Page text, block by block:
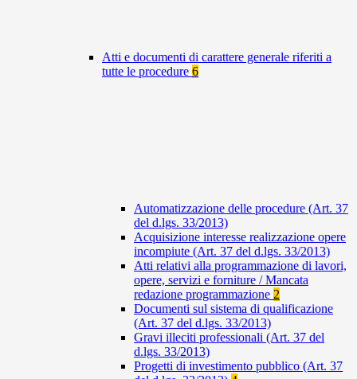
Atti e documenti di carattere generale riferiti a
tutte le procedure 6
Automatizzazione delle procedure (Art. 37
del d.lgs. 33/2013)
Acquisizione interesse realizzazione opere
incompiute (Art. 37 del d.lgs. 33/2013)
Atti relativi alla programmazione di lavori,
opere, servizi e forniture / Mancata
redazione programmazione 2
Documenti sul sistema di qualificazione
(Art. 37 del d.lgs. 33/2013)
Gravi illeciti professionali (Art. 37 del
d.lgs. 33/2013)
Progetti di investimento pubblico (Art. 37